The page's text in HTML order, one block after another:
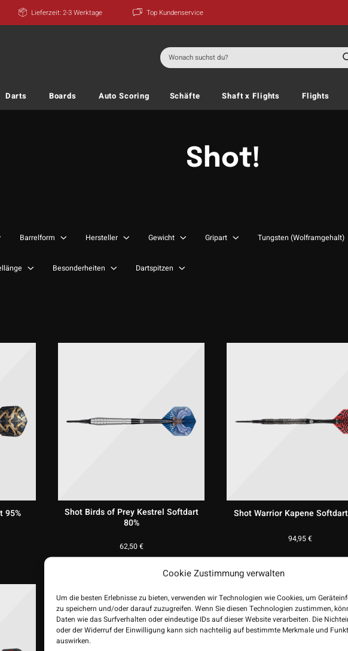
Cookie Zustimmung verwalten
Um die besten Erlebnisse zu bieten, verwenden wir Technologien wie Cookies, um
zu speichern und/oder darauf zuzugreifen. Wenn Sie diesen Technologien zustimmen,
Daten wie das Surfverhalten oder eindeutige IDs auf dieser Website verarbeiten. Die
oder der Widerruf der Einwilligung kann sich nachteilig auf bestimmte Merkmale und
auswirken.
Lieferzeit: 2-3 Werktage Top Kundenservice
Suchen
nach:
Darts Boards Auto Scoring Schäfte Shaft x Flights Flights
Shot!
Barrelform Hersteller Gewicht Gripart Tungsten (Wolframgehalt)
Besonderheiten Dartspitzen
95%
Shot Birds of Prey Kestrel Softdart
80%
62,50€
Shot Warrior Kapene
94,95€